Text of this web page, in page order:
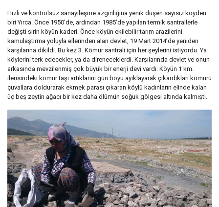
Hızlı ve kontrolsüz sanayileşme azgınlığına yenik düşen sayısız köyden
biri Yırca. Önce 1950’de, ardından 1985’de yapılan termik santrallerle
değişti şirin köyün kaderi. Önce köyün ekilebilir tarım arazilerini
kamulaştırma yoluyla ellerinden alan devlet, 19 Mart 2014’de yeniden
karşılarına dikildi. Bu kez 3. Kömür santrali için her şeylerini istiyordu. Ya
köylerini terk edecekler, ya da direneceklerdi. Karşılarında devlet ve onun
arkasında mevzilenmiş çok büyük bir enerji devi vardı. Köyün 1 km.
ilerisindeki kömür taşı artıklarını gün boyu ayıklayarak çıkardıkları kömürü
çuvallara doldurarak ekmek parası çıkaran köylü kadınların elinde kalan
üç beş zeytin ağacı bir kez daha ölümün soğuk gölgesi altında kalmıştı.